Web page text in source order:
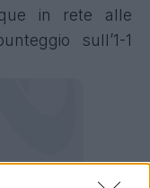
in rete alle
sull’1-1